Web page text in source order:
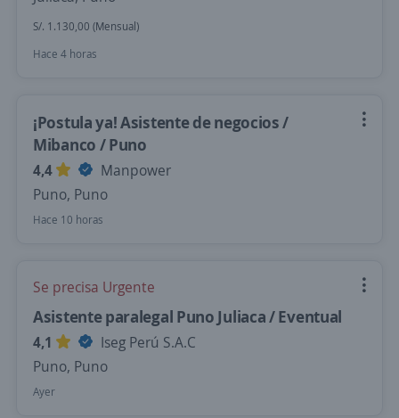
S/. 1.130,00 (Mensual)
Hace 4 horas
¡Postula ya! Asistente de negocios /
Mibanco / Puno
4,4
Manpower
Puno, Puno
Hace 10 horas
Se precisa Urgente
Asistente paralegal Puno Juliaca / Eventual
4,1
Iseg Perú S.A.C
Puno, Puno
Ayer